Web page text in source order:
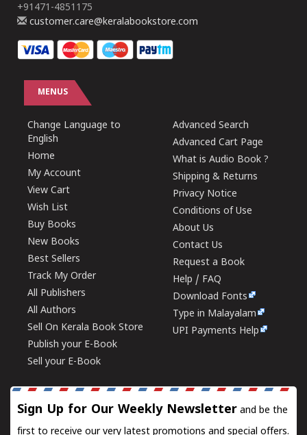
+91471-4851175
customer.care@keralabookstore.com
MENUS
Change Language to
English
Home
My Account
View Cart
Wish List
Buy Books
New Books
Best Sellers
Track My Order
All Publishers
All Authors
Sell On Kerala Book Store
Publish your E-Book
Sell your E-Book
Advanced Search
Advanced Cart Page
What is Audio Book ?
Shipping & Returns
Privacy Notice
Conditions of Use
About Us
Contact Us
Request a Book
Help / FAQ
Download Fonts
Type in Malayalam
UPI Payments Help
Sign Up for Our Weekly Newsletter and be the
first to receive our very latest promotions and special offers.